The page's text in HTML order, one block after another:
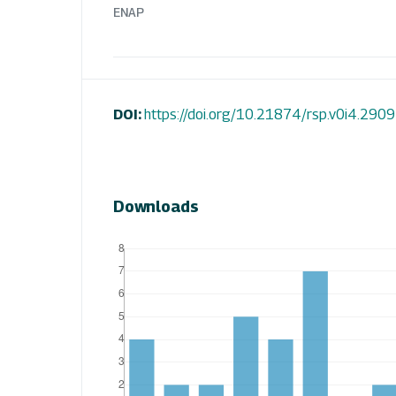
ENAP
DOI:https://doi.org/10.21874/rsp.v0i4.2909
Downloads